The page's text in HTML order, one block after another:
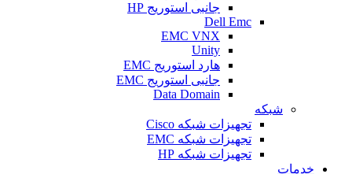
جانبی استوریج HP
Dell Emc
EMC VNX
Unity
هارد استوریج EMC
جانبی استوریج EMC
Data Domain
شبکه
تجهیزات شبکه Cisco
تجهیزات شبکه EMC
تجهیزات شبکه HP
خدمات